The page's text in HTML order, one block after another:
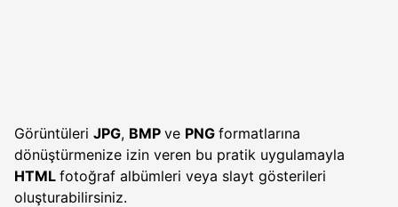
Görüntüleri JPG, BMP ve PNG formatlarına
dönüştürmenize izin veren bu pratik uygulamayla
HTML fotoğraf albümleri veya slayt gösterileri
oluşturabilirsiniz.